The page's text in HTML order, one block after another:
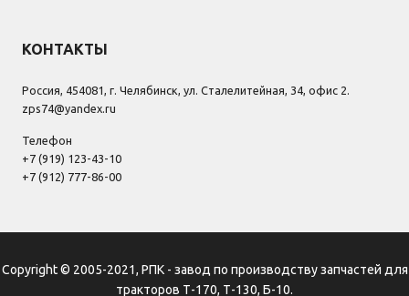
КОНТАКТЫ
Россия, 454081, г. Челябинск, ул. Сталелитейная, 34, офис 2.
zps74@yandex.ru
Телефон
+7 (919) 123-43-10
+7 (912) 777-86-00
Copyright © 2005-2021, РПК - завод по производству запчастей для
тракторов Т-170, Т-130, Б-10.